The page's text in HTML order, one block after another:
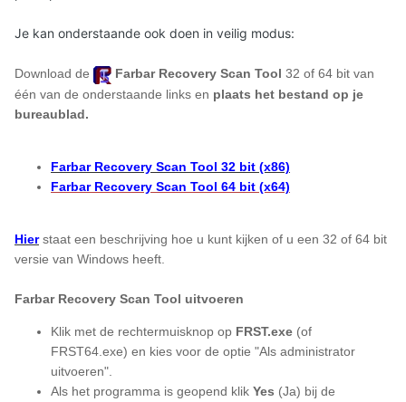
Je kan onderstaande ook doen in veilig modus:
Download de Farbar Recovery Scan Tool 32 of 64 bit van
één van de onderstaande links en plaats het bestand op je
bureaublad.
Farbar Recovery Scan Tool 32 bit (x86)
Farbar Recovery Scan Tool 64 bit (x64)
Hierstaat een beschrijving hoe u kunt kijken of u een 32 of 64 bit
versie van Windows heeft.
Farbar Recovery Scan Tool uitvoeren
Klik met de rechtermuisknop op FRST.exe (of
FRST64.exe) en kies voor de optie "Als administrator
uitvoeren".
Als het programma is geopend klik Yes (Ja) bij de